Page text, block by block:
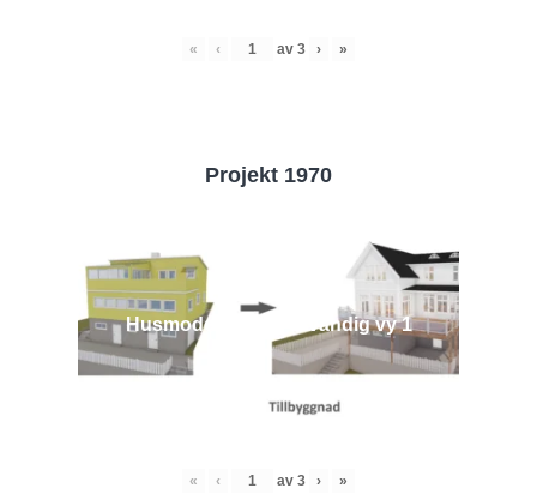
« ‹ av 3 › »
Projekt 1970
Husmodell 1970 - Utvändig vy 1
« ‹ av 3 › »